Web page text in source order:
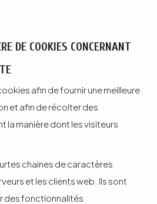
DE COOKIES CONCERNANT
afin de fournir une meilleure
et afin de récolter des
la manière dont les visiteurs
chaines de caractères
et les clients web. Ils sont
des fonctionnalités